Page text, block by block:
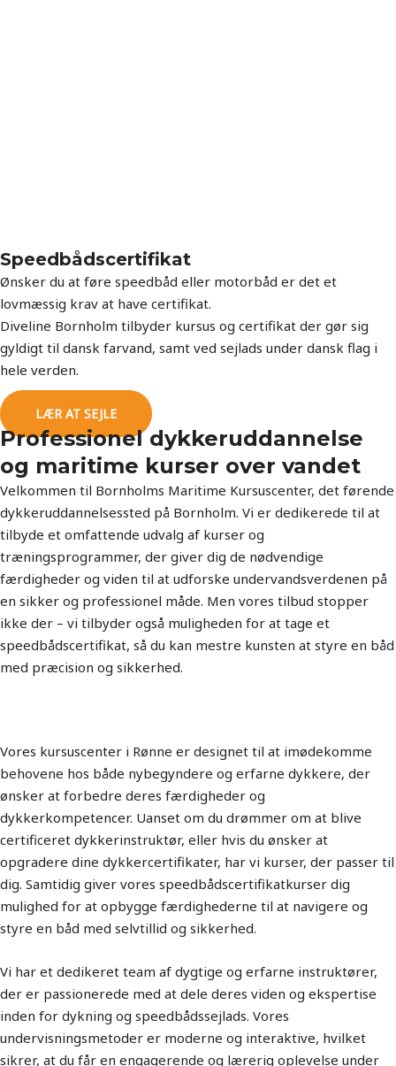
Speedbådscertifikat
Ønsker du at føre speedbåd eller motorbåd er det et
lovmæssig krav at have certifikat.
Diveline Bornholm tilbyder kursus og certifikat der gør sig
gyldigt til dansk farvand, samt ved sejlads under dansk flag i
hele verden.
LÆR AT SEJLE
Professionel dykkeruddannelse
og maritime kurser over vandet
Velkommen til Bornholms Maritime Kursuscenter, det førende
dykkeruddannelsessted på Bornholm. Vi er dedikerede til at
tilbyde et omfattende udvalg af kurser og
træningsprogrammer, der giver dig de nødvendige
færdigheder og viden til at udforske undervandsverdenen på
en sikker og professionel måde. Men vores tilbud stopper
ikke der – vi tilbyder også muligheden for at tage et
speedbådscertifikat, så du kan mestre kunsten at styre en båd
med præcision og sikkerhed.
Vores kursuscenter i Rønne er designet til at imødekomme
behovene hos både nybegyndere og erfarne dykkere, der
ønsker at forbedre deres færdigheder og
dykkerkompetencer. Uanset om du drømmer om at blive
certificeret dykkerinstruktør, eller hvis du ønsker at
opgradere dine dykkercertifikater, har vi kurser, der passer til
dig. Samtidig giver vores speedbådscertifikatkurser dig
mulighed for at opbygge færdighederne til at navigere og
styre en båd med selvtillid og sikkerhed.
Vi har et dedikeret team af dygtige og erfarne instruktører,
der er passionerede med at dele deres viden og ekspertise
inden for dykning og speedbådssejlads. Vores
undervisningsmetoder er moderne og interaktive, hvilket
sikrer, at du får en engagerende og lærerig oplevelse under